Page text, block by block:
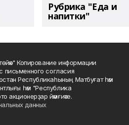
Рубрика "Еда и
напитки"
Копирование информации
письменного согласия
Республикаһының Матбуғат һәм
һәм "Республика
акционерҙар йәмғиәте.
данных